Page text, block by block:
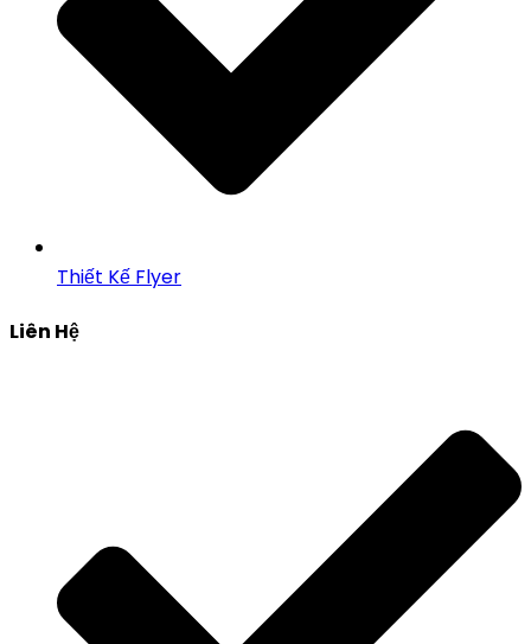
Thiết Kế Flyer
Liên Hệ